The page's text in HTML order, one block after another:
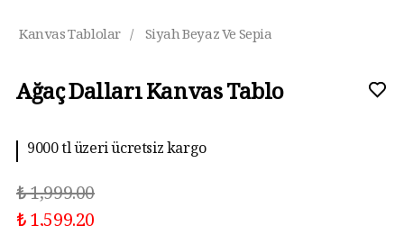
Kanvas Tablolar / Siyah Beyaz Ve Sepia
Ağaç Dalları Kanvas Tablo
9000 tl üzeri ücretsiz kargo
₺ 1,999.00